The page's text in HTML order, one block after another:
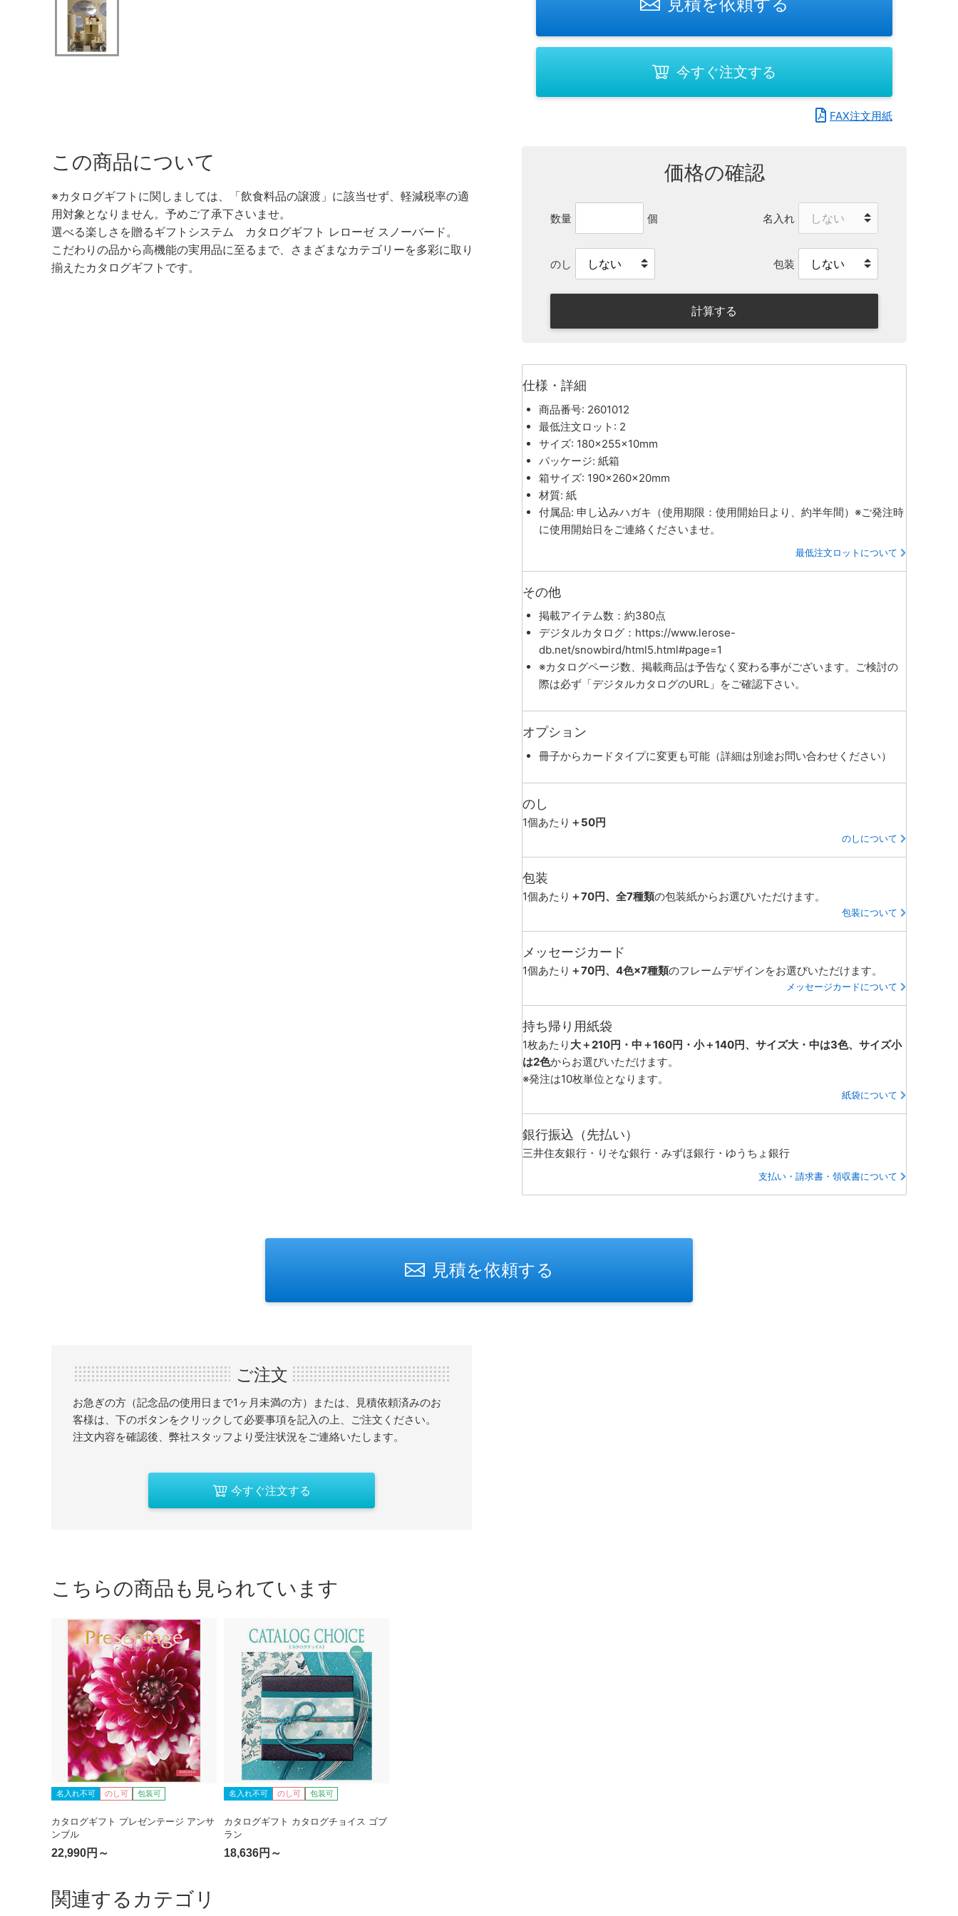
今すぐ注文する
FAX注文用紙
この商品について
※カタログギフトに関しましては、「飲食料品の譲渡」に該当せず、軽減税率の適
用対象となりません。予めご了承下さいませ。
選べる楽しさを贈るギフトシステム カタログギフト レローゼ スノーバード。
こだわりの品から高機能の実用品に至るまで、さまざまなカテゴリーを多彩に取り
揃えたカタログギフトです。
価格の確認
数量 個 名入れ
のし 包装
計算する
仕様・詳細
商品番号: 2601012
最低注文ロット: 2
サイズ: 180×255×10mm
パッケージ: 紙箱
箱サイズ: 190×260×20mm
材質: 紙
付属品: 申し込みハガキ（使用期限：使用開始日より、約半年間）※ご発注時
に使用開始日をご連絡くださいませ。
最低注文ロットについて
その他
掲載アイテム数：約380点
デジタルカタログ：https://www.lerose-
db.net/snowbird/html5.html#page=1
※カタログページ数、掲載商品は予告なく変わる事がございます。ご検討の
際は必ず「デジタルカタログのURL」をご確認下さい。
オプション
冊子からカードタイプに変更も可能（詳細は別途お問い合わせください）
のし
1個あたり ＋50円
のしについて
包装
1個あたり ＋70円、全7種類の包装紙からお選びいただけます。
包装について
メッセージカード
1個あたり ＋70円、4色×7種類のフレームデザインをお選びいただけます。
メッセージカードについて
持ち帰り用紙袋
1枚あたり 大＋210円・中＋160円・小＋140円、サイズ大・中は3色、サイズ小
は2色からお選びいただけます。
※発注は10枚単位となります。
紙袋について
銀行振込（先払い）
三井住友銀行・りそな銀行・みずほ銀行・ゆうちょ銀行
支払い・請求書・領収書について
見積を依頼する
ご注文
お急ぎの方（記念品の使用日まで1ヶ月未満の方）または、見積依頼済みのお
客様は、下のボタンをクリックして必要事項を記入の上、ご注文ください。
注文内容を確認後、弊社スタッフより受注状況をご連絡いたします。
今すぐ注文する
こちらの商品も見られています
名入れ不可 のし可 包装可
カタログギフト プレゼンテージ アンサ
ンブル
22,990円～
名入れ不可 のし可 包装可
カタログギフト カタログチョイス ゴブ
ラン
18,636円～
関連するカテゴリ